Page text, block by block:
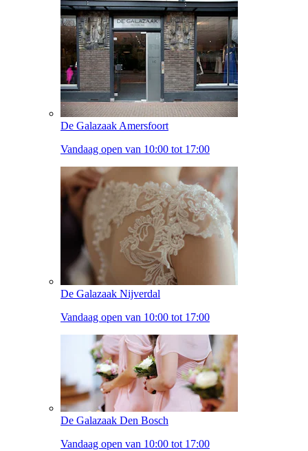
De Galazaak Amersfoort
Vandaag open van 10:00 tot 17:00
De Galazaak Nijverdal
Vandaag open van 10:00 tot 17:00
De Galazaak Den Bosch
Vandaag open van 10:00 tot 17:00